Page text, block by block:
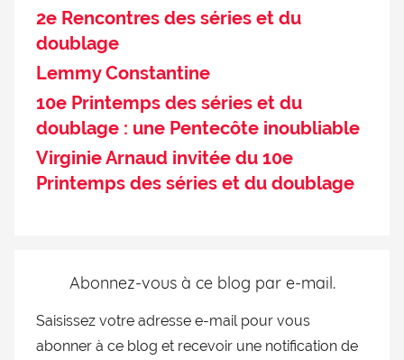
2e Rencontres des séries et du
doublage
Lemmy Constantine
10e Printemps des séries et du
doublage : une Pentecôte inoubliable
Virginie Arnaud invitée du 10e
Printemps des séries et du doublage
Abonnez-vous à ce blog par e-mail.
Saisissez votre adresse e-mail pour vous
abonner à ce blog et recevoir une notification de